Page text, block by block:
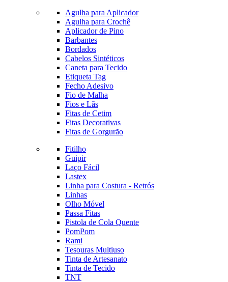
Agulha para Aplicador
Agulha para Crochê
Aplicador de Pino
Barbantes
Bordados
Cabelos Sintéticos
Caneta para Tecido
Etiqueta Tag
Fecho Adesivo
Fio de Malha
Fios e Lãs
Fitas de Cetim
Fitas Decorativas
Fitas de Gorgurão
Fitilho
Guipir
Laço Fácil
Lastex
Linha para Costura - Retrós
Linhas
Olho Móvel
Passa Fitas
Pistola de Cola Quente
PomPom
Rami
Tesouras Multiuso
Tinta de Artesanato
Tinta de Tecido
TNT